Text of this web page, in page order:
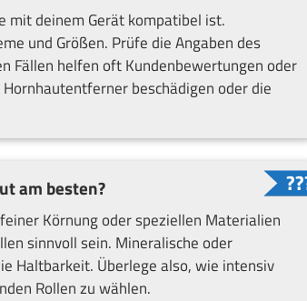
mit deinem Gerät kompatibel ist.
und Größen. Prüfe die Angaben des
Fällen helfen oft Kundenbewertungen oder
beschädigen oder die
am besten?
Körnung oder speziellen Materialien
sinnvoll sein. Mineralische oder
Haltbarkeit. Überlege also, wie intensiv
Rollen zu wählen.